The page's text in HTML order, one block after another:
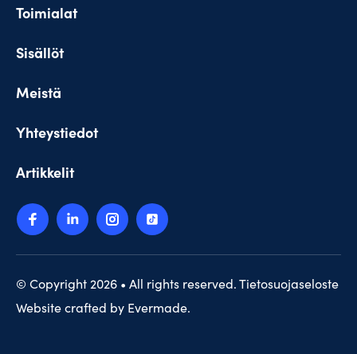
Toimialat
Sisällöt
Meistä
Yhteystiedot
Artikkelit
© Copyright 2026 • All rights reserved.Tietosuojaseloste
Website crafted by Evermade.